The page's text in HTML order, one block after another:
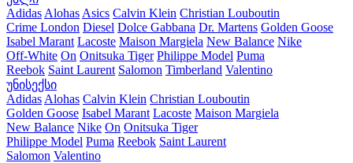
Adidas Alohas Asics Calvin Klein Christian Louboutin
Crime London Diesel Dolce Gabbana Dr. Martens Golden Goose
Isabel Marant Lacoste Maison Margiela New Balance Nike
Off-White On Onitsuka Tiger Philippe Model Puma
Reebok Saint Laurent Salomon Timberland Valentino
უნისექსი
Adidas Alohas Calvin Klein Christian Louboutin
Golden Goose Isabel Marant Lacoste Maison Margiela
New Balance Nike On Onitsuka Tiger
Philippe Model Puma Reebok Saint Laurent
Salomon Valentino